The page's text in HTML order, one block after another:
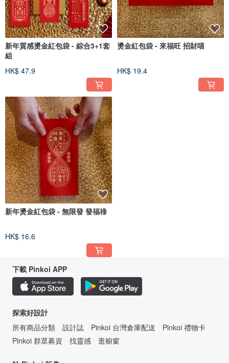
新年質感燙金紅包袋 - 綜合3+1套
組
HK$ 47.9
燙金紅包袋 - 來福旺 招財喵
HK$ 19.4
新年燙金紅包袋 - 無限發 發福祿
HK$ 16.6
下載 Pinkoi APP
探索好設計
所有商品分類
設計誌 Pinkoi 台灣倉庫配送
Pinkoi 禮物卡
Pinkoi 群眾募資
找靈感 逛櫥窗